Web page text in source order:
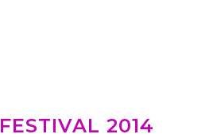
FESTIVAL 2014